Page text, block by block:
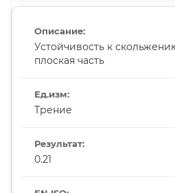
Устойчивость к
плоская часть
Трение
0.21